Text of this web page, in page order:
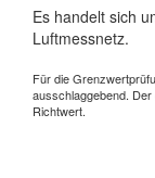
Es handelt sich
Luftmessnetz.
Für die
ausschlaggebend.
Richtwert.